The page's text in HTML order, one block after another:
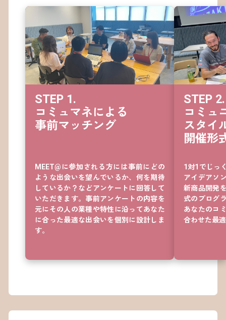
STEP 1.
コミュマネによる
事前マッチング
MEET@に参加される方には事前にどの
ような出会いを望んでいるか、何を期待
しているか？などアンケートに回答して
いただきます。事前アンケートの内容を
元にその人の業種や特性に沿ってあなた
に合った最適な出会いを個別に設計しま
す。
STEP 2.
コミュ
スタイ
開催形
1対1でじっ
アイデアソ
新商品開発
式のプログ
あなたのコ
合わせた最
14
15
16
17
18
19
25
26
27
28
29
30
32
33
35
36